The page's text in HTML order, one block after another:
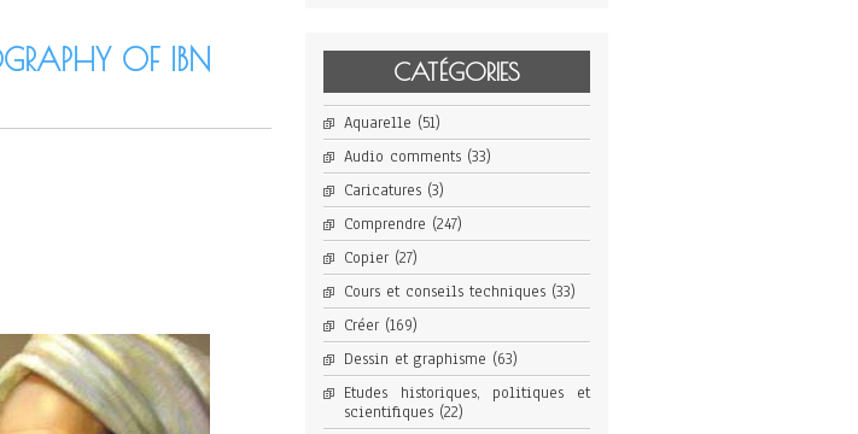
OF IBN
CATÉGORIES
Aquarelle (51)
Audio comments(33)
Caricatures(3)
Comprendre (247)
Copier(27)
Cours et conseils techniques(33)
Créer(169)
Dessin et graphisme (63)
Etudes historiques, politiques et
scientifiques(22)